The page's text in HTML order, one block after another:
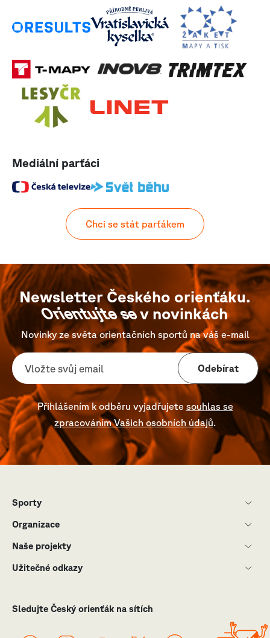
Mediální parťáci
Chci se stát parťákem
Newsletter Českého orienťáku.
Orientujte sev novinkách
Novinky ze světa orientačních sportů na váš e-mail
Odebírat
Přihlášením k odběru vyjadřujete souhlas se
zpracováním Vašich osobních údajů.
Sledujte Český orienťák na sítích
Sporty
Organizace
Naše projekty
Užitečné odkazy